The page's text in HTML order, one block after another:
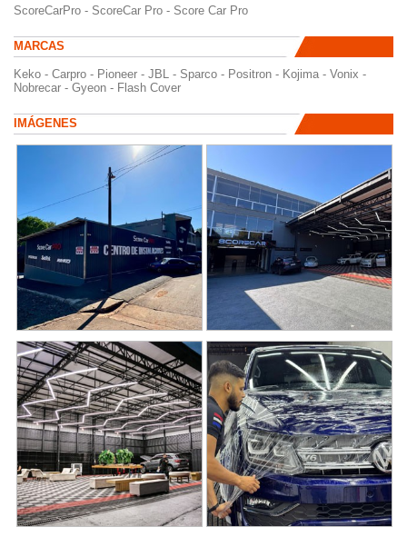
ScoreCarPro - ScoreCar Pro - Score Car Pro
MARCAS
Keko - Carpro - Pioneer - JBL - Sparco - Positron - Kojima - Vonix -
Nobrecar - Gyeon - Flash Cover
IMÁGENES